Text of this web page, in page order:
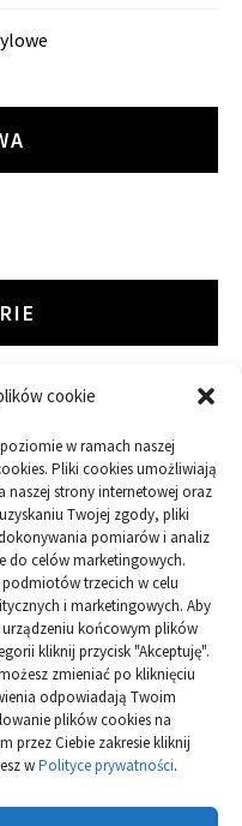
cookie
w ramach naszej
Pliki cookies umożliwiają
naszej strony internetowej oraz
Twojej zgody, pliki
pomiarów i analiz
do celów marketingowych.
trzecich w celu
i marketingowych. Aby
końcowym plików
kliknij przycisk "Akceptuję".
zmieniać po kliknięciu
odpowiadają Twoim
plików cookies na
przez Ciebie zakresie kliknij
wPolityce prywatności.
prywatności